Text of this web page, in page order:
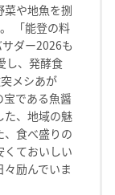
菜や地魚を捌
「能登の料
ダー2026も
し、発酵食
メシあが
である魚醤
た、地域の魅
、食べ盛りの
くておいしい
々励んでいま